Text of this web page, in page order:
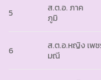
5
ส.ต.อ. ภาค
ภูมิ
6
ส.ต.อ.หญิง เพ
มณี